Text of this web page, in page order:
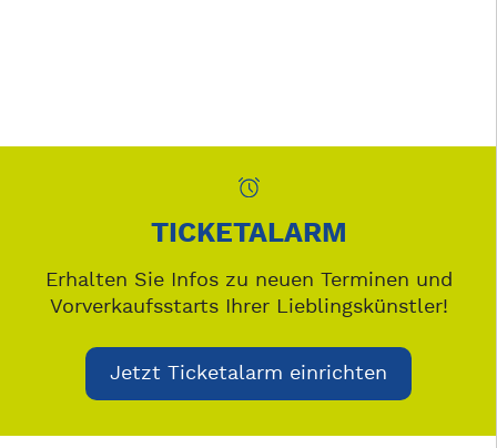
TICKETALARM
Erhalten Sie Infos zu neuen Terminen und
Vorverkaufsstarts Ihrer Lieblingskünstler!
Jetzt Ticketalarm einrichten